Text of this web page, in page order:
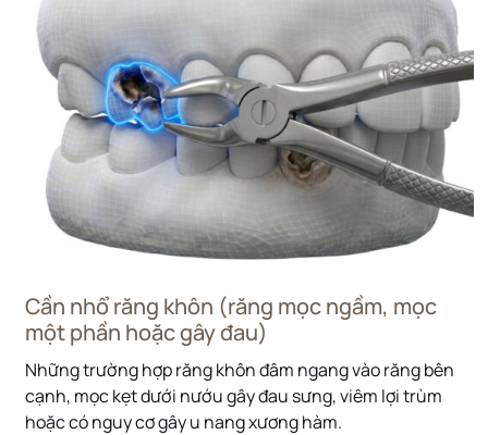
Cần nhổ răng khôn (răng mọc ngầm, mọc
một phần hoặc gây đau)
Những trường hợp răng khôn đâm ngang vào răng bên
cạnh, mọc kẹt dưới nướu gây đau sưng, viêm lợi trùm
hoặc có nguy cơ gây u nang xương hàm.